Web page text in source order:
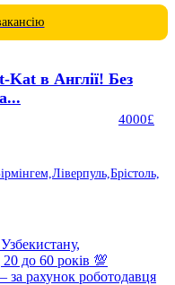
в Англії! Без
4000£
Ліверпуль, Брістоль,
рахунок роботодавця